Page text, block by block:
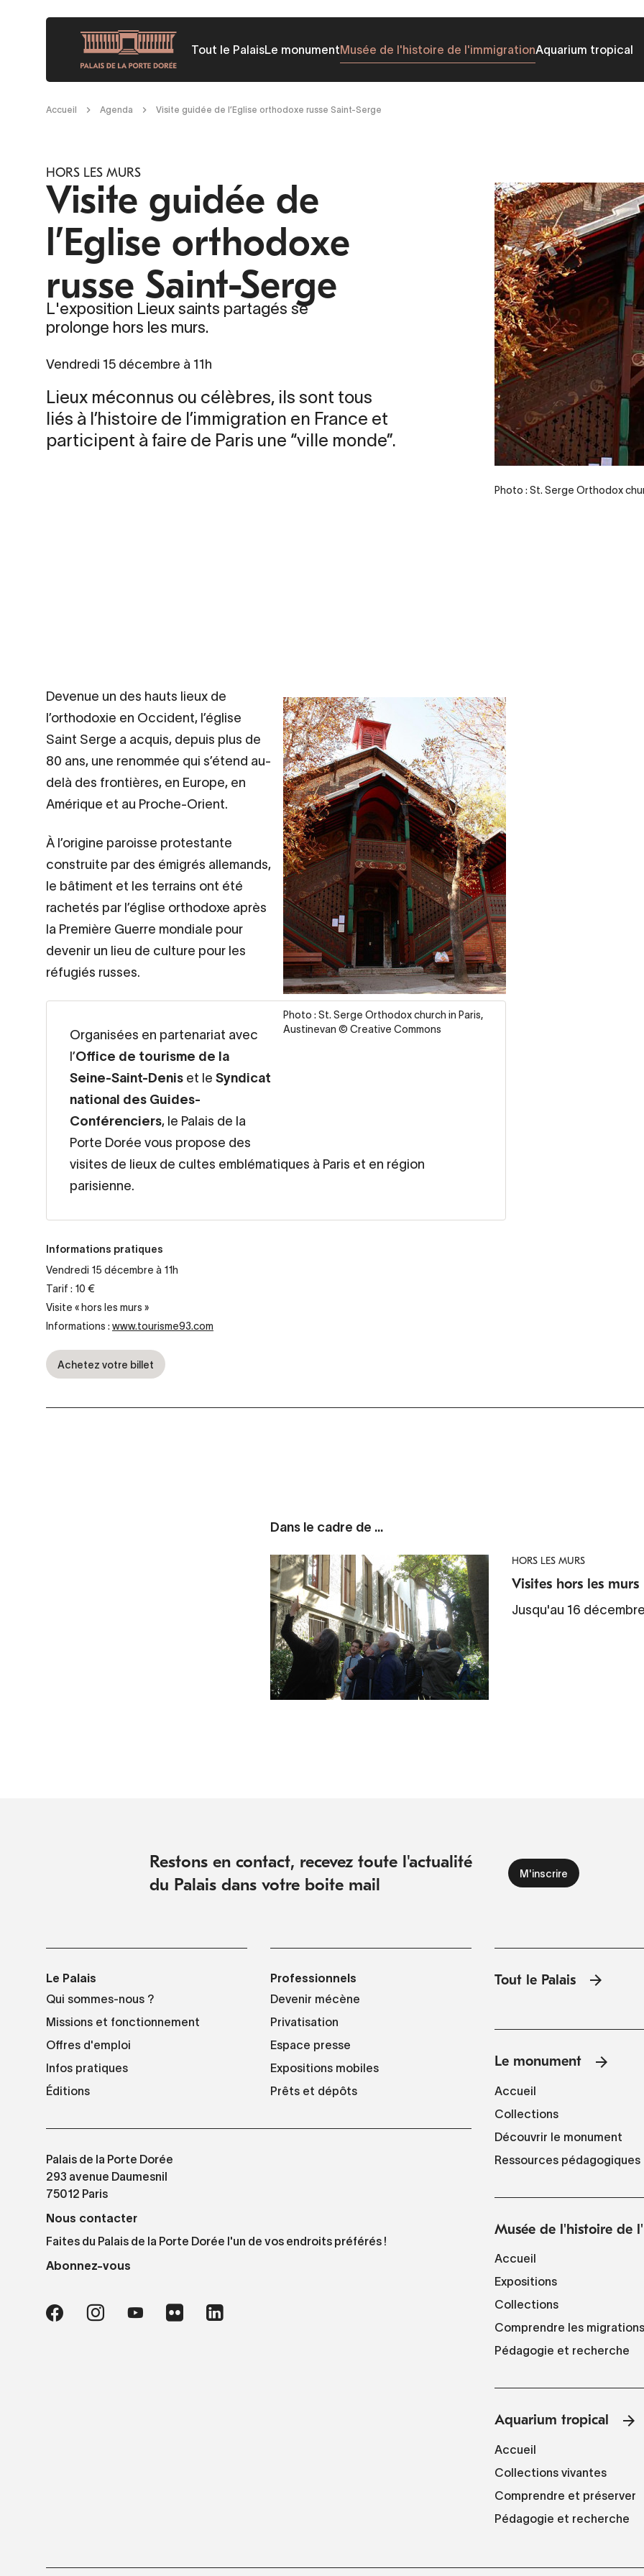
principal
Tout le PalaisLe monumentMusée de l'histoire de l'immigrationAquarium tropical
Fil
Accueil Agenda Visite guidée de l’Eglise orthodoxe russe Saint-Serge
HORS LES MURS
Visite guidée de
l’Eglise orthodoxe
russe Saint-Serge
L'exposition Lieux saints partagés se
prolonge hors les murs.
Vendredi 15 décembre à 11h
Lieux méconnus ou célèbres, ils sont tous
liés à l’histoire de l’immigration en France et
participent à faire de Paris une “ville monde”.
Photo : St. Serge Orthodox
Contenu
d’origine
Legende
Photo : St. Serge Orthodox church in Paris,
Austinevan © Creative Commons
Devenue un des hauts lieux de
l’orthodoxie en Occident, l’église
Saint Serge a acquis, depuis plus de
80 ans, une renommée qui s’étend au-
delà des frontières, en Europe, en
Amérique et au Proche-Orient.
À l’origine paroisse protestante
construite par des émigrés allemands,
le bâtiment et les terrains ont été
rachetés par l’église orthodoxe après
la Première Guerre mondiale pour
devenir un lieu de culture pour les
réfugiés russes.
Organisées en partenariat avec
l’Office de tourisme de la
Seine-Saint-Denis et le Syndicat
national des Guides-
Conférenciers, le Palais de la
Porte Dorée vous propose des
visites de lieux de cultes emblématiques à Paris et en région
parisienne.
Informations pratiques
Vendredi 15 décembre à 11h
Tarif : 10 €
Visite « hors les murs »
Informations : www.tourisme93.com
Achetez votre billet
Dans le cadre de ...
HORS LES MURS
Visites hors les murs
Jusqu'au 16
Restons en contact, recevez toute l'actualité
du Palais dans votre boite mail
Le Palais
Qui sommes-nous ?
Missions et fonctionnement
Offres d'emploi
Infos pratiques
Éditions
Professionnels
Devenir mécène
Privatisation
Espace presse
Expositions mobiles
Prêts et dépôts
Palais de la Porte Dorée
293 avenue Daumesnil
75012 Paris
Nous contacter
Faites du Palais de la Porte Dorée l'un de vos endroits préférés !
Abonnez-vous
Tout le Palais
Le monument
Accueil
Collections
Découvrir le monument
Ressources pédagogiques
Musée de l'histoire de
Accueil
Expositions
Collections
Comprendre les migrations
Pédagogie et recherche
Aquarium tropical
Accueil
Collections vivantes
Comprendre et préserver
Pédagogie et recherche